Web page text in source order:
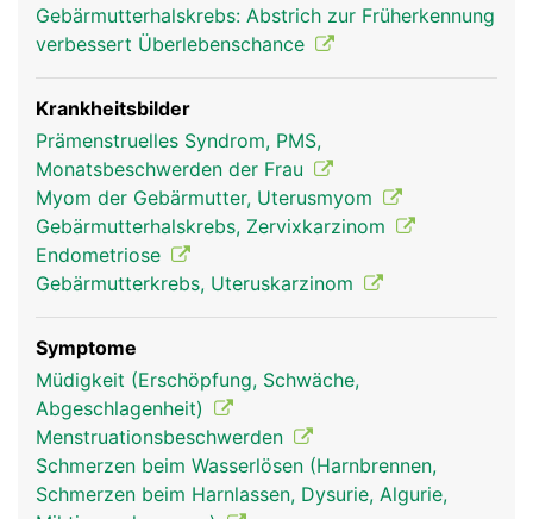
Gebärmutterhalskrebs: Abstrich zur Früherkennung
verbessert Überlebenschance
Krankheitsbilder
Prämenstruelles Syndrom, PMS,
Monatsbeschwerden der Frau
Myom der Gebärmutter, Uterusmyom
Gebärmutterhalskrebs, Zervixkarzinom
Endometriose
Gebärmutterkrebs, Uteruskarzinom
Symptome
Müdigkeit (Erschöpfung, Schwäche,
Abgeschlagenheit)
Menstruationsbeschwerden
Schmerzen beim Wasserlösen (Harnbrennen,
Schmerzen beim Harnlassen, Dysurie, Algurie,